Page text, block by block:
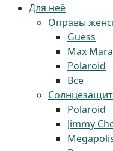
Для неё
Оправы
Guess
Max Mara
Polaroid
Все
Polaroid
Jimmy